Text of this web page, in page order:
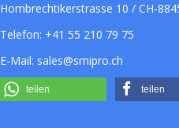
Hombrechtikerstrasse 10 / CH-
Telefon: +41 55 210 79 75
E-Mail: sales@smipro.ch
teilen teilen